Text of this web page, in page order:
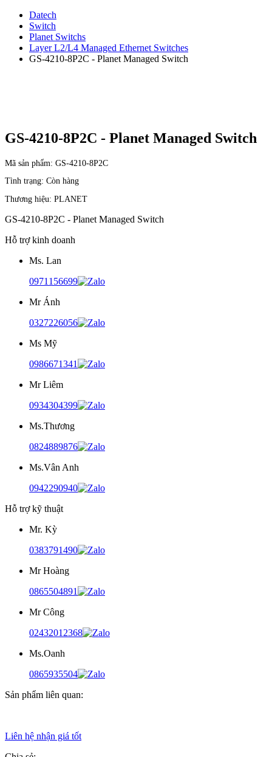
Datech
Switch
Planet Switchs
Layer L2/L4 Managed Ethernet Switches
GS-4210-8P2C - Planet Managed Switch
GS-4210-8P2C - Planet Managed Switch
Mã sản phẩm: GS-4210-8P2C
Tình trạng: Còn hàng
Thương hiệu: PLANET
GS-4210-8P2C - Planet Managed Switch
Hỗ trợ kinh doanh
Ms. Lan
0971156699
Mr Ánh
0327226056
Ms Mỹ
0986671341
Mr Liêm
0934304399
Ms.Thương
0824889876
Ms.Vân Anh
0942290940
Hỗ trợ kỹ thuật
Mr. Kỳ
0383791490
Mr Hoàng
0865504891
Mr Công
02432012368
Ms.Oanh
0865935504
Sản phẩm liên quan:
Liên hệ nhận giá tốt